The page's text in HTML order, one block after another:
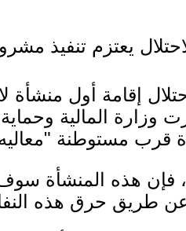
يعتزم تنفيذ
إقامة أول
وزارة المالية
قرب مستوطنة
هذه المنشأة
عن طريق حرق هذه